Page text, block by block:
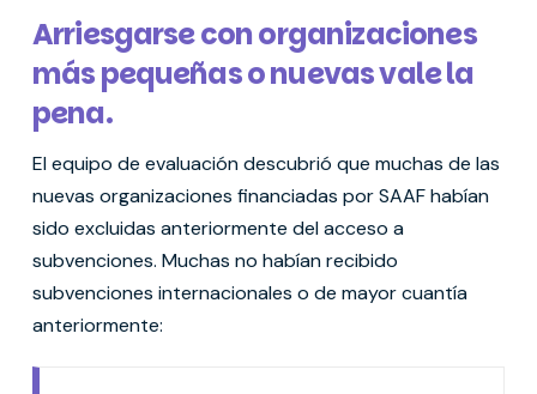
Arriesgarse con organizaciones
más pequeñas o nuevas vale la
pena.
El equipo de evaluación descubrió que muchas de las
nuevas organizaciones financiadas por SAAF habían
sido excluidas anteriormente del acceso a
subvenciones. Muchas no habían recibido
subvenciones internacionales o de mayor cuantía
anteriormente: